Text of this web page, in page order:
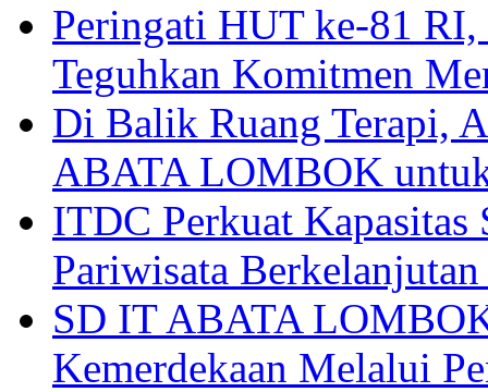
Peringati HUT ke-81
Teguhkan Komitmen
Di Balik Ruang Terapi,
ABATA LOMBOK
ITDC Perkuat
Pariwisata
SD IT ABATA
Kemerdekaan Melalui